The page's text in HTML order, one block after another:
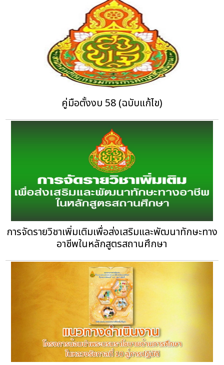
คู่มือตั้งงบ 58 (ฉบับแก้ไข)
การจัดรายวิชาเพิ่มเติมเพื่อส่งเสริมและพัฒนาทักษะทาง
อาชีพในหลักสูตรสถานศึกษา